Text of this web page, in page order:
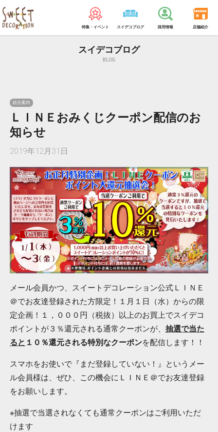
特集・イベント スイデコブログ 採用情報 店舗紹介
スイデコブログ
BLOG
総合案内
ＬＩＮＥおみくじクーポン配信のお
知らせ
2019年12月31日
メール会員かつ、スイートデコレーション公式ＬＩＮＥ
＠でお友達登録された方限定！１月１日（水）からの限
定企画！１，０００円（税抜）以上のお買上でスイデコ
ポイントが３％還元される通常クーポンが、 抽選で当た
ると １０％還元される特別なクーポンを配信します！！
スマホをお使いで『まだ登録していない！』というメー
ル会員様は、ぜひ、この機会にＬＩＮＥ＠でお友達登録
をお願いします。
※抽選で当選されなくても通常クーポンはご利用いただ
けます